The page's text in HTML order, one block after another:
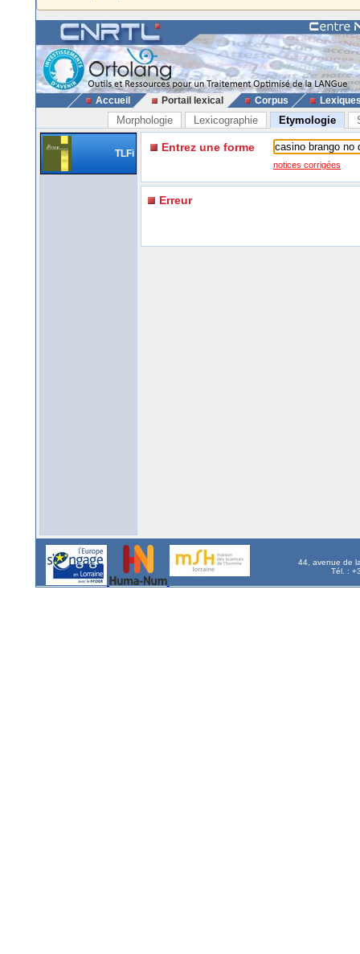
Accueil Portail lexical Corpus
Morphologie Lexicographie Etymologie
TLFi Entrez une forme
notices corrigées
Erreur
44, avenue de
Tél. :